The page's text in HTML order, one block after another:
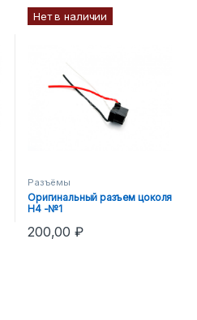
Нет в наличии
Разъёмы
Оригинальный разъем цоколя
Н4 -№1
200,00₽